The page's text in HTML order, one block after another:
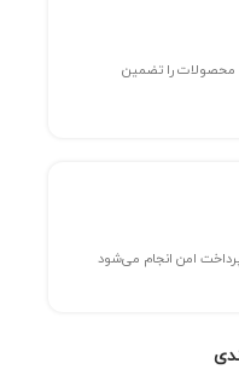
محصولات را تضمین
امن انجام می‌شود